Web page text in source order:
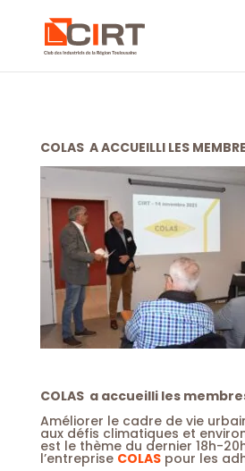
COLAS A ACCUEILLI LES
COLAS a accueilli les
Améliorer le cadre de vie
aux défis climatiques et
est le thème du dernier 18h-
l’entreprise COLASpour les